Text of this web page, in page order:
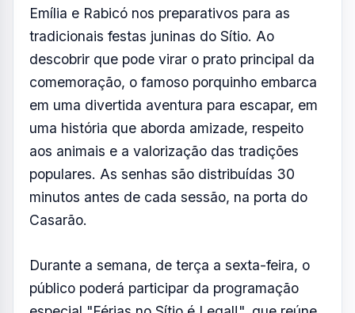
Emília e Rabicó nos preparativos para as
tradicionais festas juninas do Sítio. Ao
descobrir que pode virar o prato principal da
comemoração, o famoso porquinho embarca
em uma divertida aventura para escapar, em
uma história que aborda amizade, respeito
aos animais e a valorização das tradições
populares. As senhas são distribuídas 30
minutos antes de cada sessão, na porta do
Casarão.
Durante a semana, de terça a sexta-feira, o
público poderá participar da programação